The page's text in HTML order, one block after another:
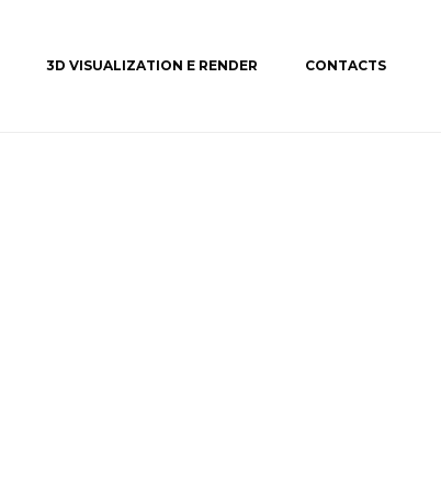
3D VISUALIZATION E RENDER CONTACTS